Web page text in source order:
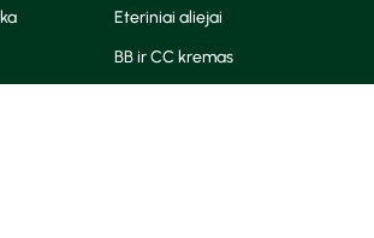
Eteriniai aliejai
BB ir CC kremas